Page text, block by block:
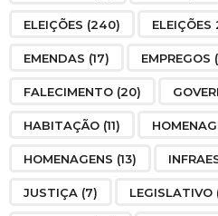
ELEIÇÕES (240)
EMENDAS (17) EMPREGOS
FALECIMENTO (20)
HABITAÇÃO (11)
HOMENAGENS (13)
JUSTIÇA (7) LEGISLATIVO